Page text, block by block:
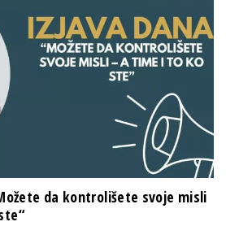
da kontrolišete svoje misli